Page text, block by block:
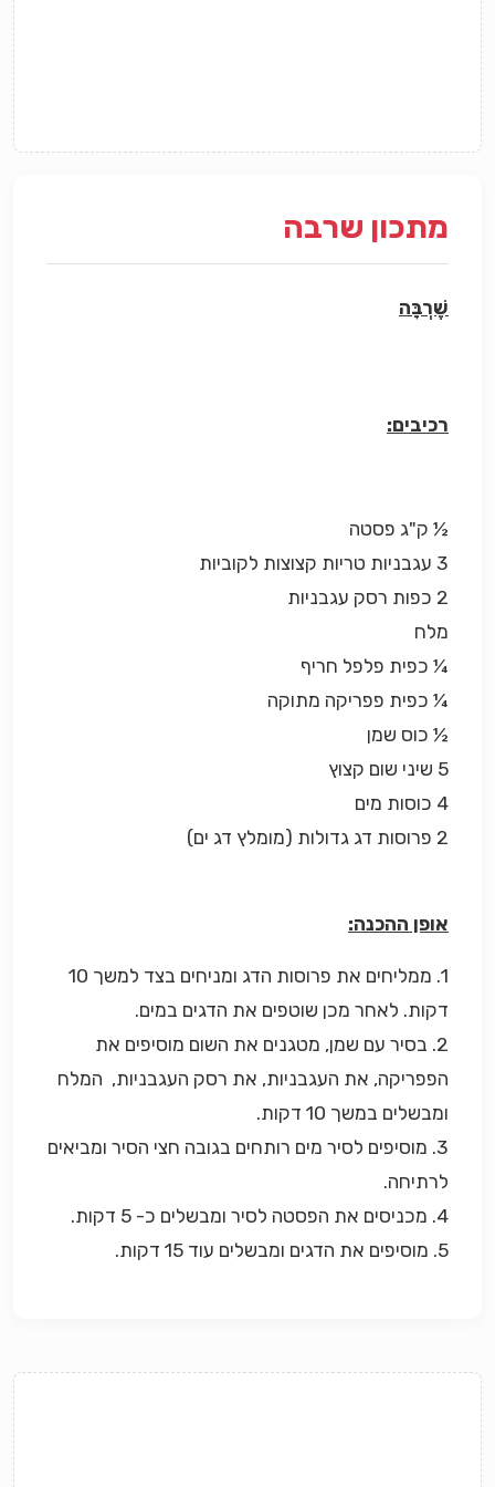
מתכון שרבה
שֶׁרְבָּה
רכיבים:
½ ק"ג פסטה
3 עגבניות טריות קצוצות לקוביות
2 כפות רסק עגבניות
מלח
¼ כפית פלפל חריף
¼ כפית פפריקה מתוקה
½ כוס שמן
5 שיני שום קצוץ
4 כוסות מים
2 פרוסות דג גדולות (מומלץ דג ים)
אופן ההכנה:
1. ממליחים את פרוסות הדג ומניחים בצד למשך 10
דקות. לאחר מכן שוטפים את הדגים במים.
2. בסיר עם שמן, מטגנים את השום מוסיפים את
הפפריקה, את העגבניות, את רסק העגבניות, המלח
ומבשלים במשך 10 דקות.
3. מוסיפים לסיר מים רותחים בגובה חצי הסיר ומביאים
לרתיחה.
4. מכניסים את הפסטה לסיר ומבשלים כ- 5 דקות.
5. מוסיפים את הדגים ומבשלים עוד 15 דקות.